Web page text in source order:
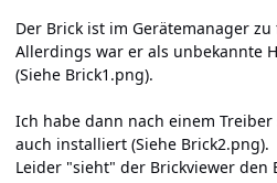
Der Brick ist im Gerätemanager zu
Allerdings war er als unbekannte
(Siehe Brick1.png).
Ich habe dann nach einem
auch installiert (Siehe Brick2.png).
Leider "sieht" der Brickviewer den